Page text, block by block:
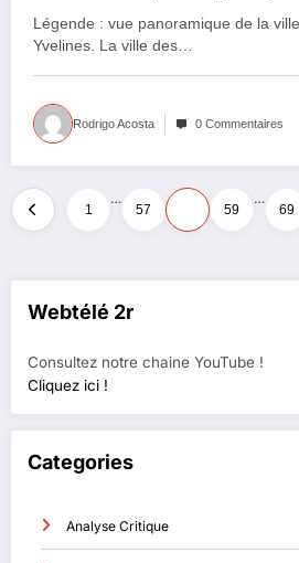
l’opération
de Ville » aux Mureaux
Légende : vue panoramique de la
Yvelines. La ville des…
Rodrigo Acosta 0 Commentaires
Pagination
des
publications
1
…
57 59
…
69
Webtélé 2r
Consultez notre chaine YouTube !
Cliquez ici !
Categories
Analyse Critique